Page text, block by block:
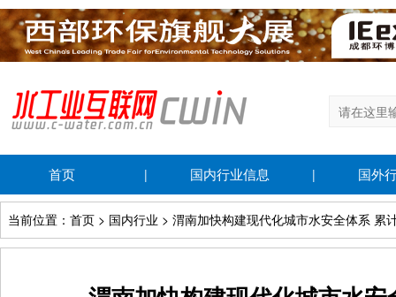
首页 | 国内行业信息 | 国外
当前位置：首页 > 国内行业 > 渭南加快构建现代化城市水安全体系 累